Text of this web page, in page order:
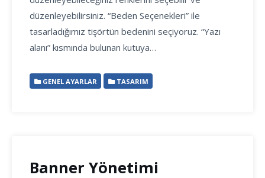
düzenleyebilirsiniz. “Beden Seçenekleri” ile
tasarladığımız tişörtün bedenini seçiyoruz. “Yazı
alanı” kısmında bulunan kutuya…
GENEL AYARLAR TASARIM
Banner Yönetimi